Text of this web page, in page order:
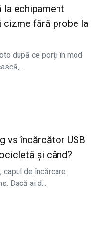
la echipament
cizme fără probe la
după ce porți în mod
vs încărcător USB
și când?
capul de încărcare
Dacă ai d...